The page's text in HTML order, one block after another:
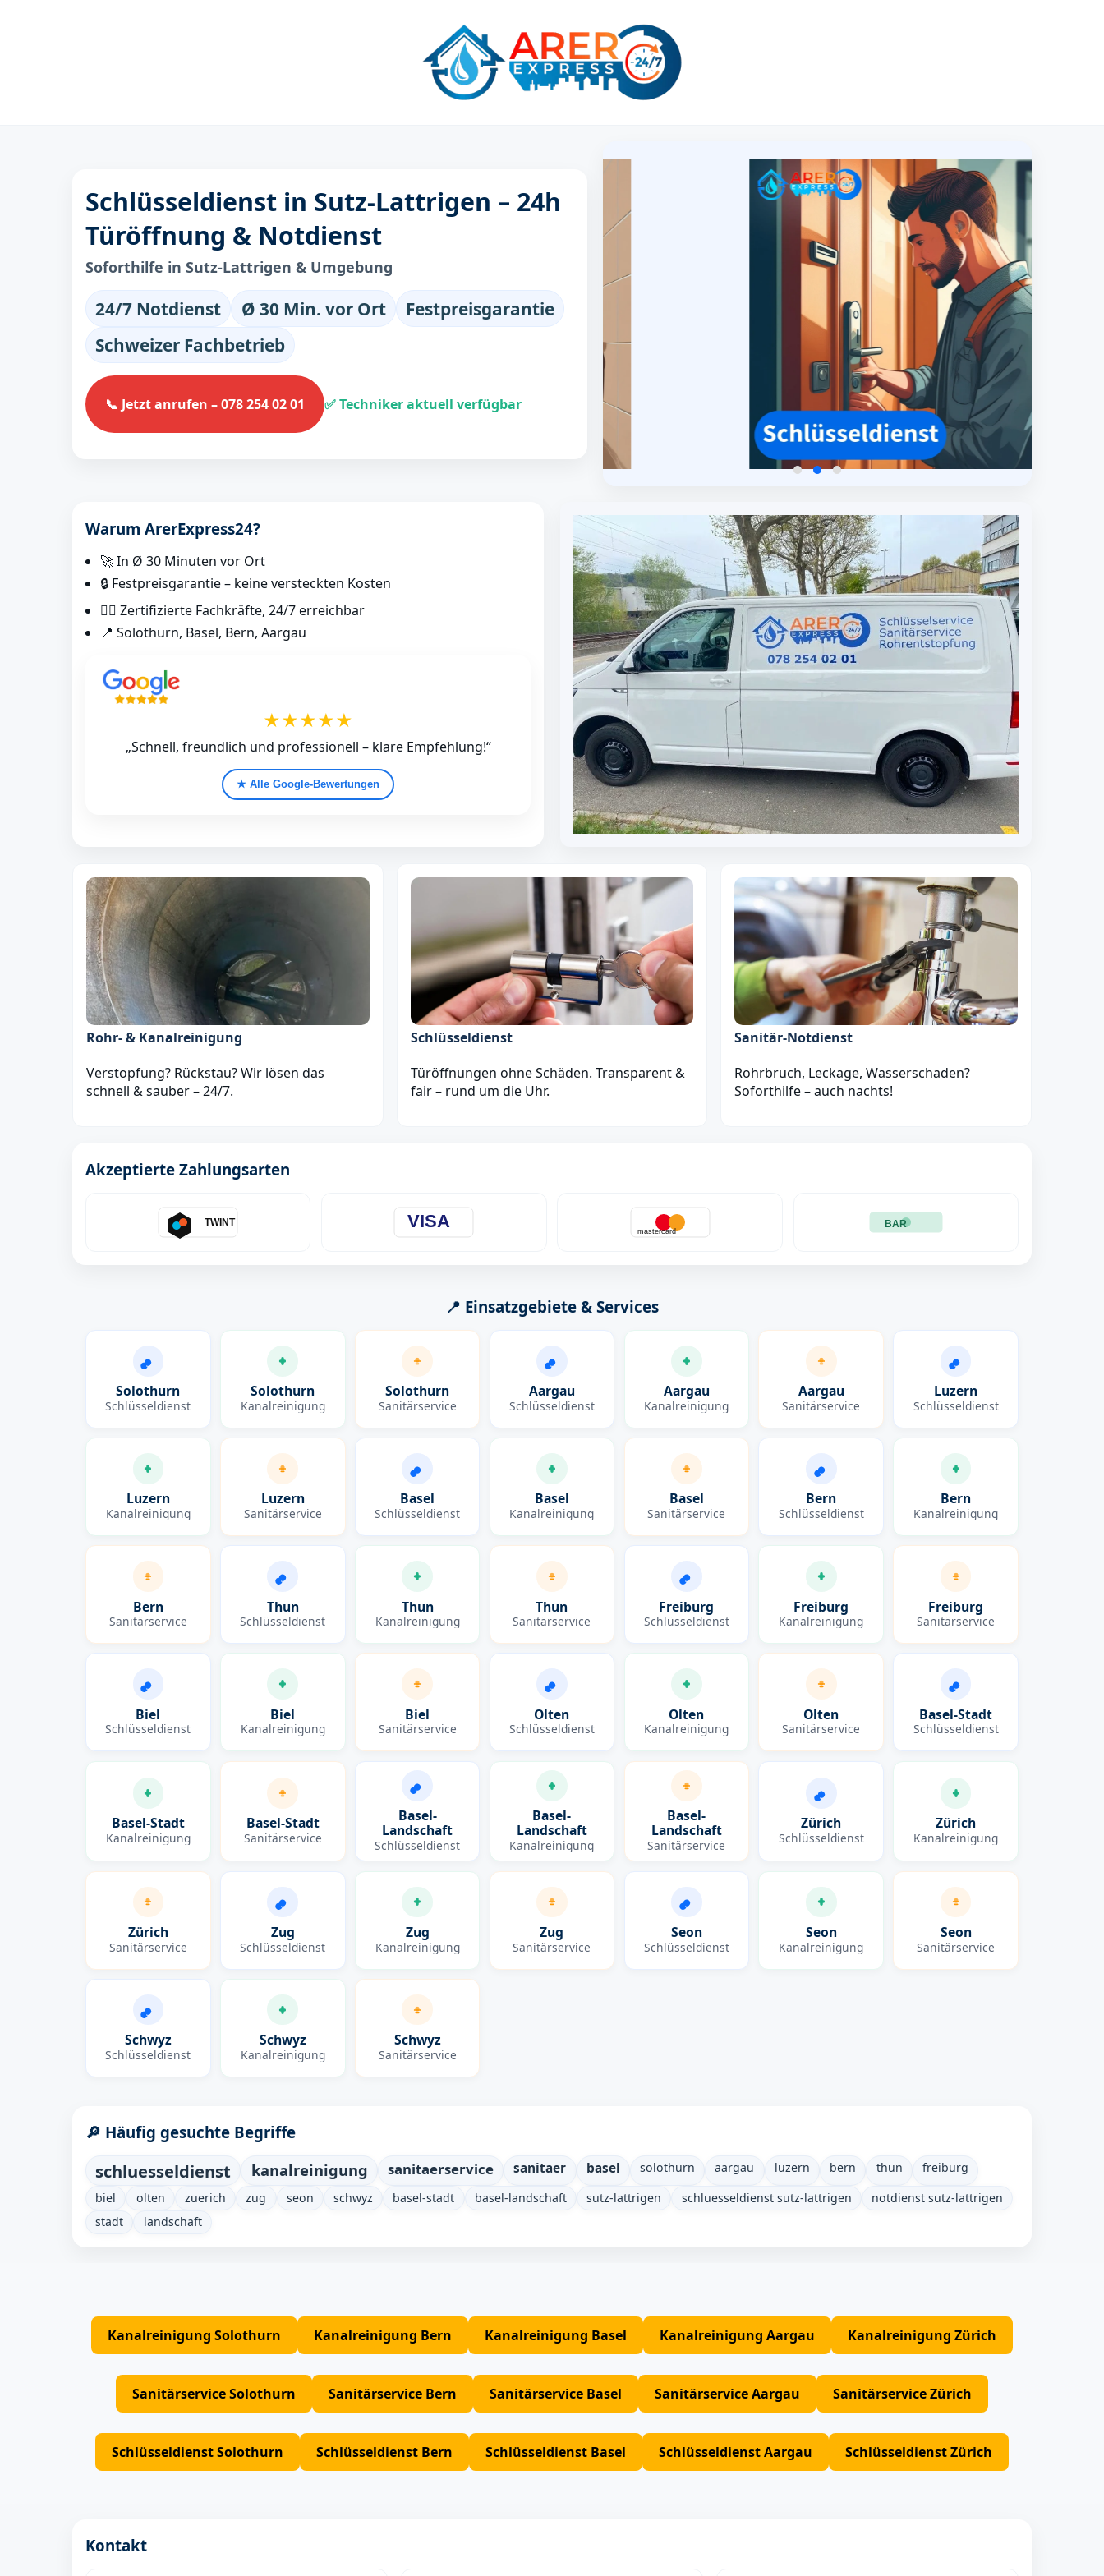
Schlüsseldienst in Sutz-Lattrigen – 24h
Türöffnung & Notdienst
Soforthilfe in Sutz-Lattrigen & Umgebung
24/7 Notdienst Ø 30 Min. vor Ort
Festpreisgarantie
Schweizer Fachbetrieb
📞 Jetzt anrufen – 078 254 02 01 ✅ Techniker aktuell verfügbar
Warum ArerExpress24?
🚀 In Ø 30 Minuten vor Ort
🔒 Festpreisgarantie – keine versteckten Kosten
👷‍♂️ Zertifizierte Fachkräfte, 24/7 erreichbar
📍 Solothurn, Basel, Bern, Aargau
★★★★★
„Schnell, freundlich und professionell – klare Empfehlung!“
★ Alle Google‑Bewertungen
Rohr- & Kanalreinigung
Verstopfung? Rückstau? Wir lösen das
schnell & sauber – 24/7.
Schlüsseldienst
Türöffnungen ohne Schäden. Transparent &
fair – rund um die Uhr.
Sanitär‑Notdienst
Rohrbruch, Leckage, Wasserschaden?
Soforthilfe – auch nachts!
Akzeptierte Zahlungsarten
TWINT VISA mastercard
BAR
📍 Einsatzgebiete & Services
Solothurn
Schlüsseldienst
Solothurn
Kanalreinigung
Solothurn
Sanitärservice
Aargau
Schlüsseldienst
Aargau
Kanalreinigung
Aargau
Sanitärservice
Luzern
Schlüsseldienst
Luzern
Kanalreinigung
Luzern
Sanitärservice
Basel
Schlüsseldienst
Basel
Kanalreinigung
Basel
Sanitärservice
Bern
Schlüsseldienst
Bern
Kanalreinigung
Bern
Sanitärservice
Thun
Schlüsseldienst
Thun
Kanalreinigung
Thun
Sanitärservice
Freiburg
Schlüsseldienst
Freiburg
Kanalreinigung
Freiburg
Sanitärservice
Biel
Schlüsseldienst
Biel
Kanalreinigung
Biel
Sanitärservice
Olten
Schlüsseldienst
Olten
Kanalreinigung
Olten
Sanitärservice
Basel-Stadt
Schlüsseldienst
Basel-Stadt
Kanalreinigung
Basel-Stadt
Sanitärservice
Basel-
Landschaft
Schlüsseldienst
Basel-
Landschaft
Kanalreinigung
Basel-
Landschaft
Sanitärservice
Zürich
Schlüsseldienst
Zürich
Kanalreinigung
Zürich
Sanitärservice
Zug
Schlüsseldienst
Zug
Kanalreinigung
Zug
Sanitärservice
Seon
Schlüsseldienst
Seon
Kanalreinigung
Seon
Sanitärservice
Schwyz
Schlüsseldienst
Schwyz
Kanalreinigung
Schwyz
Sanitärservice
🔎 Häufig gesuchte Begriffe
schluesseldienst kanalreinigung sanitaerservice sanitaer basel solothurn aargau luzern bern thun
freiburg
biel
olten zuerich zug seon schwyz basel-stadt basel-landschaft sutz-lattrigen schluesseldienst sutz-lattrigen
notdienst sutz-lattrigen
stadt
landschaft
Kanalreinigung Solothurn Kanalreinigung Bern Kanalreinigung Basel Kanalreinigung Aargau Kanalreinigung Zürich
Sanitärservice Solothurn Sanitärservice Bern Sanitärservice Basel Sanitärservice Aargau Sanitärservice Zürich
Schlüsseldienst Solothurn Schlüsseldienst Bern Schlüsseldienst Basel Schlüsseldienst Aargau Schlüsseldienst Zürich
Kontakt